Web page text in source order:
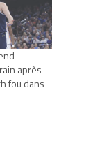
après
fou dans